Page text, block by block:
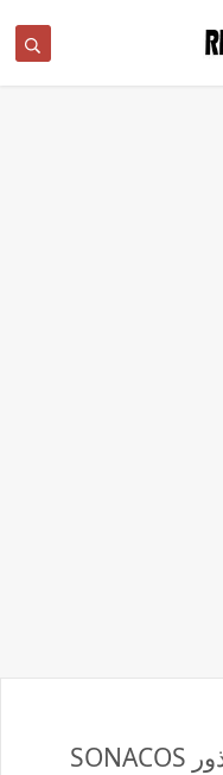
الشركة الوطنية لتسويق البذور SONACOS